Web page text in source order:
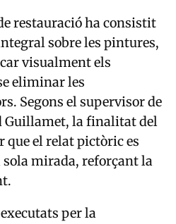
restauració ha consistit
sobre les pintures,
visualment els
eliminar les
Segons el supervisor de
Guillamet, la finalitat del
que el relat pictòric es
sola mirada, reforçant la
per la